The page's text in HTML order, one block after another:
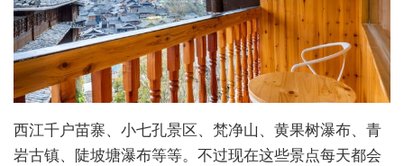
西江千户苗寨、小七孔景区、梵净山、黄果树瀑布、青
岩古镇、陡坡塘瀑布等等。不过现在这些景点每天都会